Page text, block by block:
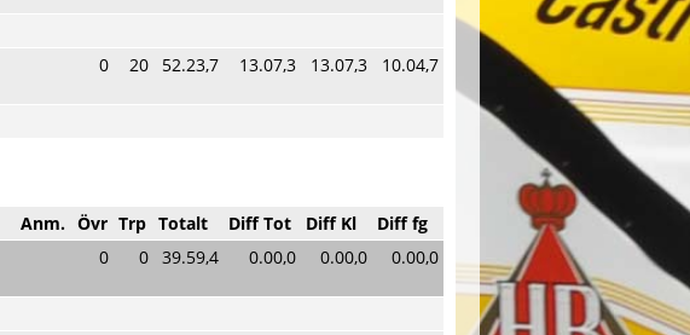
0 20 52.23,7 13.07,3 13.07,3 10.04,7
Anm. Övr Trp Totalt Diff Tot Diff Kl
Diff fg
0 0 39.59,4 0.00,0 0.00,0 0.00,0